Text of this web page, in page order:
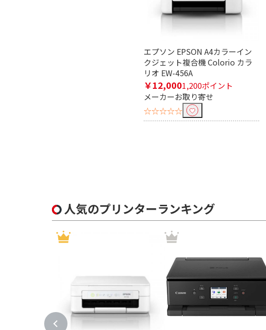
エプソン EPSON A4カラーイン
クジェット複合機 Colorio カラ
リオ EW-456A
￥12,0001,200ポイント
メーカーお取り寄せ
☆☆☆☆☆
人気のプリンターランキング